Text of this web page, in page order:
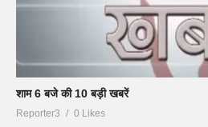
शाम 6 बजे की 10 बड़ी खबरें
Reporter3 0 Likes